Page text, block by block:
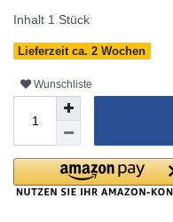
Inhalt 1 Stück
Lieferzeit ca. 2 Wochen
Wunschliste